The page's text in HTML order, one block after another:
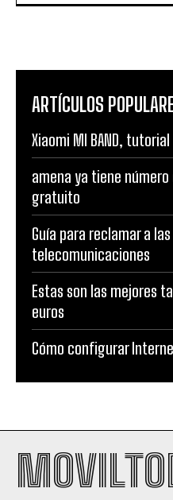
ARTÍCULOS
Xiaomi MI BAND,
amena ya tiene
gratuito
Guía para reclamar a
telecomunicaciones
Estas son las mejores
euros
Cómo configurar